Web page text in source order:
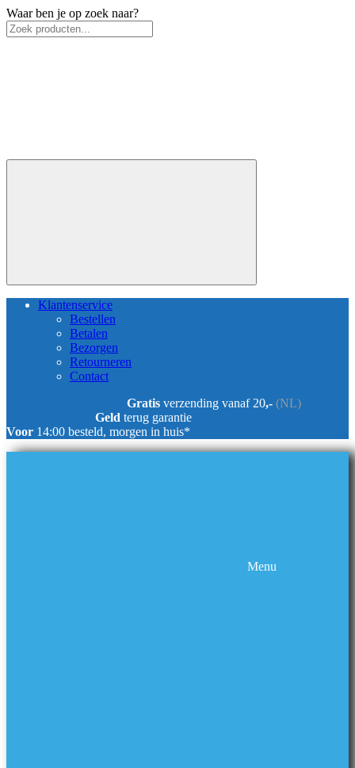
Waar ben je op zoek naar?
Klantenservice
Bestellen
Betalen
Bezorgen
Retourneren
Contact
Gratis verzending vanaf 20,- (NL)
Geld terug garantie
Voor 14:00 besteld, morgen in huis*
Menu